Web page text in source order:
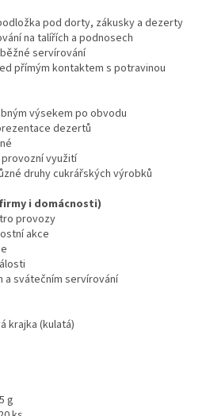
pod dorty, zákusky a dezerty
na talířích a podnosech
servírování
přímým kontaktem s potravinou
výsekem po obvodu
dezertů
využití
druhy cukrářských výrobků
i domácnosti)
provozy
akce
a svátečním servírování
krajka (kulatá)
g